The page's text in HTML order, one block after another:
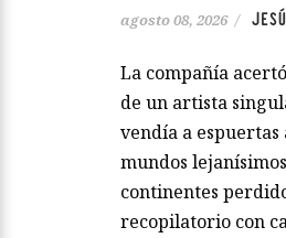
agosto 08, 2026 /
La compañía
de un artista
vendía a espuertas
mundos
continentes
recopilatorio con